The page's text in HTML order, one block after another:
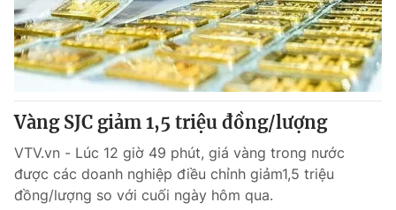
Tin tức
Thế giới đó đây
Câu chuyện quốc tế
Kinh tế
Tài chính
Thị trường
Góc doanh nghiệp
Dữ liệu và đời sống
Truyền hình
Phim VTV
Giải trí
Vàng SJC giảm 1,5 triệu đồng/lượng
VTV.vn - Lúc 12 giờ 49 phút, giá vàng trong nước
được các doanh nghiệp điều chỉnh giảm1,5 triệu
đồng/lượng so với cuối ngày hôm qua.